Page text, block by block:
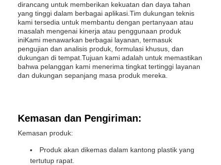
dirancang untuk memberikan kekuatan dan daya tahan
yang tinggi dalam berbagai aplikasi.Tim dukungan teknis
kami tersedia untuk membantu dengan pertanyaan atau
masalah mengenai kinerja atau penggunaan produk
iniKami menawarkan berbagai layanan, termasuk
pengujian dan analisis produk, formulasi khusus, dan
dukungan di tempat.Tujuan kami adalah untuk memastikan
bahwa pelanggan kami menerima tingkat tertinggi layanan
dan dukungan sepanjang masa produk mereka.
Kemasan dan Pengiriman:
Kemasan produk:
Produk akan dikemas dalam kantong plastik yang
tertutup rapat.